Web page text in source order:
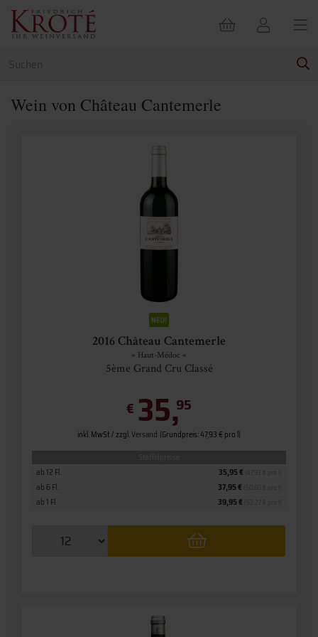
Wein von Château Cantemerle
2016 Château Cantemerle
» Haut-Médoc «
5ème Grand Cru Classé
€ 35,95
inkl. MwSt. / zzgl.Versand (Grundpreis: 47,93 € pro l)
ab 1 Fl. 39,95 €
ab 6 Fl. 37,95 €
ab 12 Fl. 35,95 €